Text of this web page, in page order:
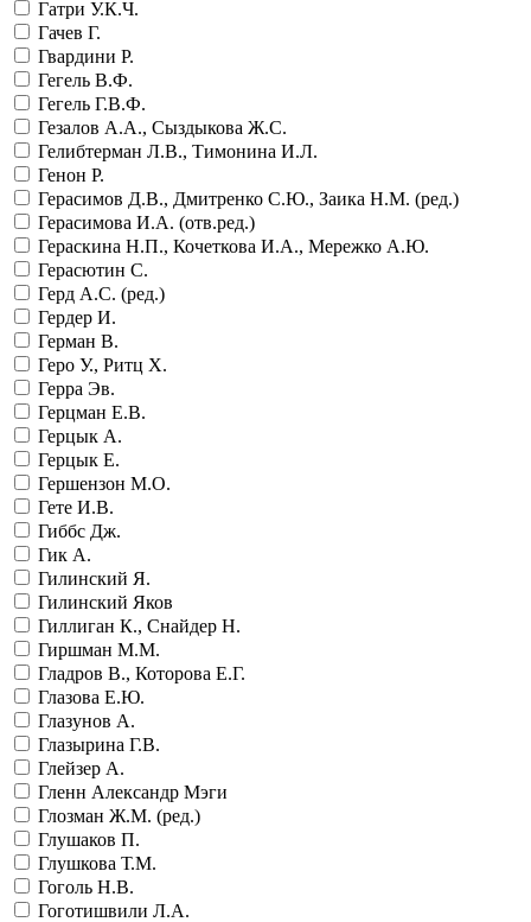
Гатри У.К.Ч.
Гачев Г.
Гвардини Р.
Гегель В.Ф.
Гегель Г.В.Ф.
Гезалов А.А., Сыздыкова Ж.С.
Гелибтерман Л.В., Тимонина И.Л.
Генон Р.
Герасимов Д.В., Дмитренко С.Ю., Заика Н.М. (ред.)
Герасимова И.А. (отв.ред.)
Гераскина Н.П., Кочеткова И.А., Мережко А.Ю.
Герасютин С.
Герд А.С. (ред.)
Гердер И.
Герман В.
Геро У., Ритц Х.
Герра Эв.
Герцман Е.В.
Герцык А.
Герцык Е.
Гершензон М.О.
Гете И.В.
Гиббс Дж.
Гик А.
Гилинский Я.
Гилинский Яков
Гиллиган К., Снайдер Н.
Гиршман М.М.
Гладров В., Которова Е.Г.
Глазова Е.Ю.
Глазунов А.
Глазырина Г.В.
Глейзер А.
Гленн Александр Мэги
Глозман Ж.М. (ред.)
Глушаков П.
Глушкова Т.М.
Гоголь Н.В.
Гоготишвили Л.А.